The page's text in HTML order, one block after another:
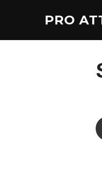
PRO